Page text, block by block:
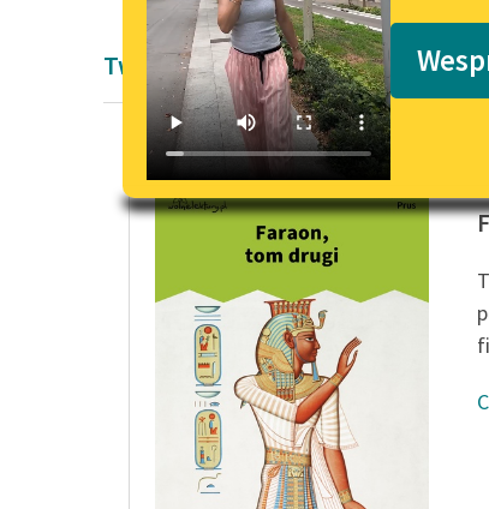
Twórczość Bolesław Prus